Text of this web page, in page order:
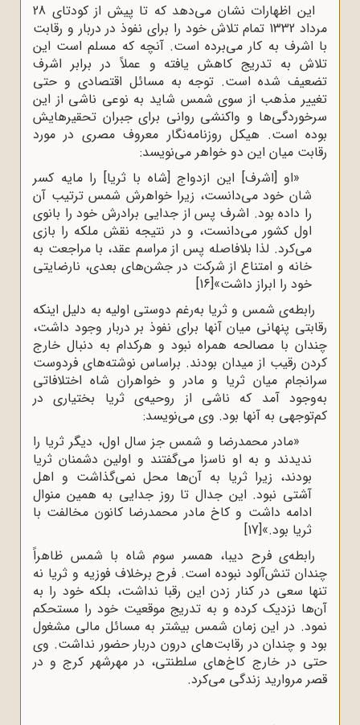
این اظهارات نشان می‌دهد که تا پیش از کودتای 28
مرداد 1332 تمام تلاش خود را برای نفوذ در دربار و رقابت
با اشرف به کار می‌برده است. آنچه که مسلم است این
تلاش به تدریج کاهش یافته و عملاً در برابر اشرف
تضعیف شده است. توجه به مسائل اقتصادی و حتی
تغییر مذهب از سوی شمس شاید به نوعی ناشی از این
سرخوردگی‌ها و واکنشی روانی برای جبران تحقیرهایش
بوده است. هیکل روزنامه‌نگار معروف مصری در مورد
رقابت میان این دو خواهر می‌نویسد:
«او [اشرف] این ازدواج [شاه با ثریا] را مایه کسر
شان خود می‌دانست، زیرا خواهرش شمس ترتیب آن
را داده بود. اشرف پس از جدایی برادرش خود را بانوی
اول کشور می‌دانست، و در نتیجه نقش ملکه را بازی
می‌کرد. لذا بلافاصله پس از مراسم عقد، با مراجعت به
خانه و امتناع از شرکت در جشن‌های بعدی، نارضایتی
خود را ابراز داشت»[16]
رابطه‌ی شمس و ثریا به‌رغم دوستی اولیه به دلیل اینکه
رقابتی پنهانی میان آنها برای نفوذ بر دربار وجود داشت،
چندان با مصالحه همراه نبود و هرکدام به دنبال خارج
کردن رقیب از میدان بودند. براساس نوشته‌های فردوست
سرانجام میان ثریا و مادر و خواهران شاه اختلافاتی
به‌وجود آمد که ناشی از روحیه‌ی ثریا بختیاری در
کم‌توجهی به آنها بود. وی می‌نویسد:
«مادر محمدرضا و شمس جز سال اول، دیگر ثریا را
ندیدند و به او ناسزا می‌گفتند و اولین دشمنان ثریا
بودند، زیرا ثریا به آن‌ها محل نمی‌گذاشت و اهل
آشتی نبود. این جدال تا روز جدایی به همین منوال
ادامه داشت و کاخ مادر محمدرضا کانون مخالفت با
ثریا بود.»[17]
رابطه‌ی فرح دیبا، همسر سوم شاه با شمس ظاهراً
چندان تنش‌آلود نبوده است. فرح برخلاف فوزیه و ثریا نه
تنها سعی در کنار زدن این رقبا نداشت، بلکه خود را به
آن‌ها نزدیک کرده و به تدریج موقعیت خود را مستحکم
نمود. در این زمان شمس بیشتر به مسائل مالی مشغول
بود و چندان در رقابت‌های درون دربار حضور نداشت. وی
حتی در خارج کاخ‌های سلطنتی، در مهرشهر کرج و در
قصر مروارید زندگی می‌کرد.